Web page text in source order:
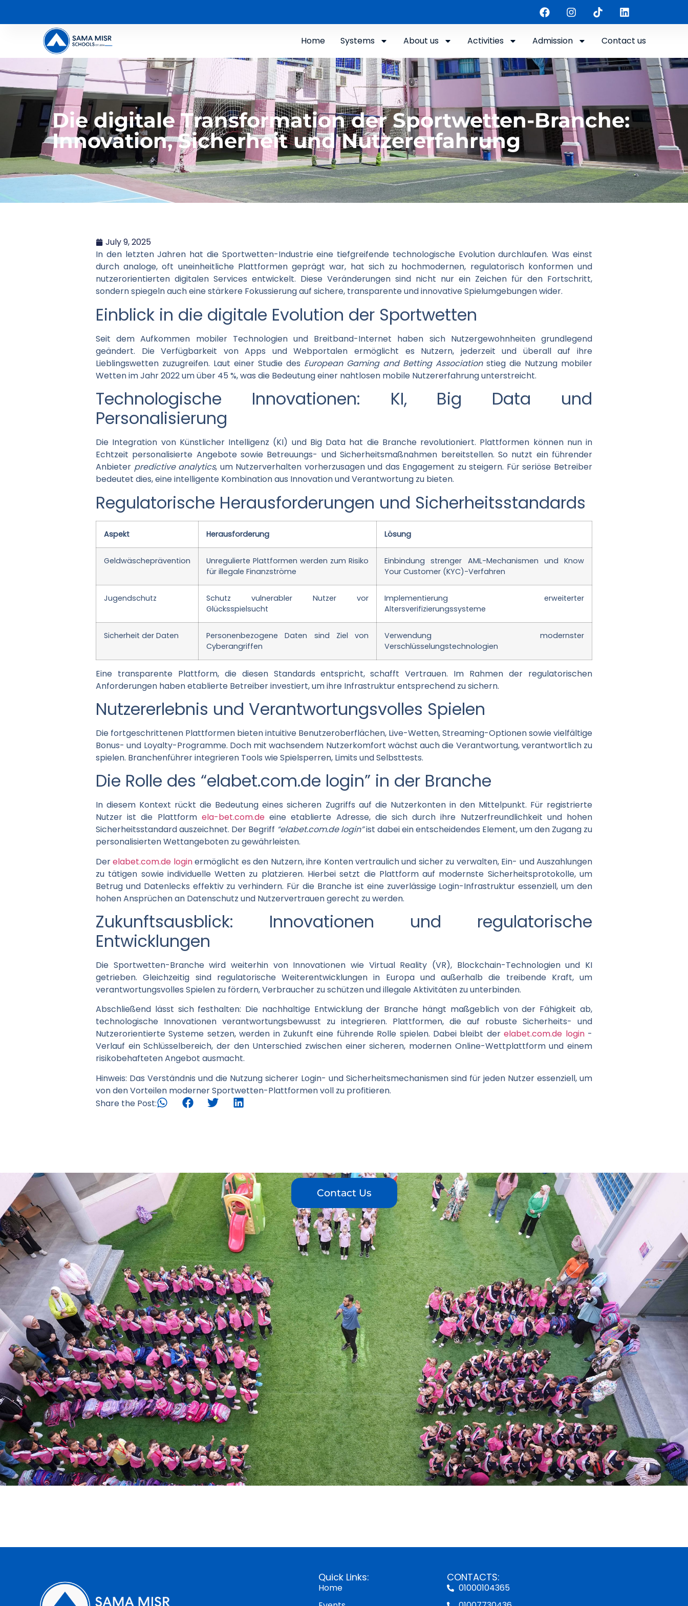
Home Systems About us Activities Admission Contact us
Die digitale Transformation der Sportwetten-Branche:
Innovation, Sicherheit und Nutzererfahrung
July 9, 2025
In den letzten Jahren hat die Sportwetten-Industrie eine tiefgreifende technologische Evolution durchlaufen. Was einst
durch analoge, oft uneinheitliche Plattformen geprägt war, hat sich zu hochmodernen, regulatorisch konformen und
nutzerorientierten digitalen Services entwickelt. Diese Veränderungen sind nicht nur ein Zeichen für den Fortschritt,
sondern spiegeln auch eine stärkere Fokussierung auf sichere, transparente und innovative Spielumgebungen wider.
Einblick in die digitale Evolution der Sportwetten
Seit dem Aufkommen mobiler Technologien und Breitband-Internet haben sich Nutzergewohnheiten grundlegend
geändert. Die Verfügbarkeit von Apps und Webportalen ermöglicht es Nutzern, jederzeit und überall auf ihre
Lieblingswetten zuzugreifen. Laut einer Studie des European Gaming and Betting Associationstieg die Nutzung mobiler
Wetten im Jahr 2022 um über 45 %, was die Bedeutung einer nahtlosen mobile Nutzererfahrung unterstreicht.
Technologische Innovationen: KI, Big Data und
Personalisierung
Die Integration von Künstlicher Intelligenz (KI) und Big Data hat die Branche revolutioniert. Plattformen können nun in
Echtzeit personalisierte Angebote sowie Betreuungs- und Sicherheitsmaßnahmen bereitstellen. So nutzt ein führender
Anbieter predictive analytics, um Nutzerverhalten vorherzusagen und das Engagement zu steigern. Für seriöse Betreiber
bedeutet dies, eine intelligente Kombination aus Innovation und Verantwortung zu bieten.
Regulatorische Herausforderungen und Sicherheitsstandards
Aspekt Herausforderung Lösung
Geldwäscheprävention
Unregulierte Plattformen werden zum Risiko
für illegale Finanzströme
Einbindung strenger AML-Mechanismen und Know
Your Customer (KYC)-Verfahren
Jugendschutz
Schutz vulnerabler Nutzer vor
Glücksspielsucht
Implementierung erweiterter
Altersverifizierungssysteme
Sicherheit der Daten
Personenbezogene Daten sind Ziel von
Cyberangriffen
Verwendung modernster
Verschlüsselungstechnologien
Eine transparente Plattform, die diesen Standards entspricht, schafft Vertrauen. Im Rahmen der regulatorischen
Anforderungen haben etablierte Betreiber investiert, um ihre Infrastruktur entsprechend zu sichern.
Nutzererlebnis und Verantwortungsvolles Spielen
Die fortgeschrittenen Plattformen bieten intuitive Benutzeroberflächen, Live-Wetten, Streaming-Optionen sowie vielfältige
Bonus- und Loyalty-Programme. Doch mit wachsendem Nutzerkomfort wächst auch die Verantwortung, verantwortlich zu
spielen. Branchenführer integrieren Tools wie Spielsperren, Limits und Selbsttests.
Die Rolle des “elabet.com.de login” in der Branche
In diesem Kontext rückt die Bedeutung eines sicheren Zugriffs auf die Nutzerkonten in den Mittelpunkt. Für registrierte
Nutzer ist die Plattform ela-bet.com.deeine etablierte Adresse, die sich durch ihre Nutzerfreundlichkeit und hohen
Sicherheitsstandard auszeichnet. Der Begriff “elabet.com.de login”ist dabei ein entscheidendes Element, um den Zugang zu
personalisierten Wettangeboten zu gewährleisten.
Derelabet.com.de loginermöglicht es den Nutzern, ihre Konten vertraulich und sicher zu verwalten, Ein- und Auszahlungen
zu tätigen sowie individuelle Wetten zu platzieren. Hierbei setzt die Plattform auf modernste Sicherheitsprotokolle, um
Betrug und Datenlecks effektiv zu verhindern. Für die Branche ist eine zuverlässige Login-Infrastruktur essenziell, um den
hohen Ansprüchen an Datenschutz und Nutzervertrauen gerecht zu werden.
Zukunftsausblick: Innovationen und regulatorische
Entwicklungen
Die Sportwetten-Branche wird weiterhin von Innovationen wie Virtual Reality (VR), Blockchain-Technologien und KI
getrieben. Gleichzeitig sind regulatorische Weiterentwicklungen in Europa und außerhalb die treibende Kraft, um
verantwortungsvolles Spielen zu fördern, Verbraucher zu schützen und illegale Aktivitäten zu unterbinden.
Abschließend lässt sich festhalten: Die nachhaltige Entwicklung der Branche hängt maßgeblich von der Fähigkeit ab,
technologische Innovationen verantwortungsbewusst zu integrieren. Plattformen, die auf robuste Sicherheits- und
Nutzerorientierte Systeme setzen, werden in Zukunft eine führende Rolle spielen. Dabei bleibt derelabet.com.de login-
Verlauf ein Schlüsselbereich, der den Unterschied zwischen einer sicheren, modernen Online-Wettplattform und einem
risikobehafteten Angebot ausmacht.
Hinweis: Das Verständnis und die Nutzung sicherer Login- und Sicherheitsmechanismen sind für jeden Nutzer essenziell, um
von den Vorteilen moderner Sportwetten-Plattformen voll zu profitieren.
Share the Post:
Contact Us
Quick Links:
Home
CONTACTS:
01000104365